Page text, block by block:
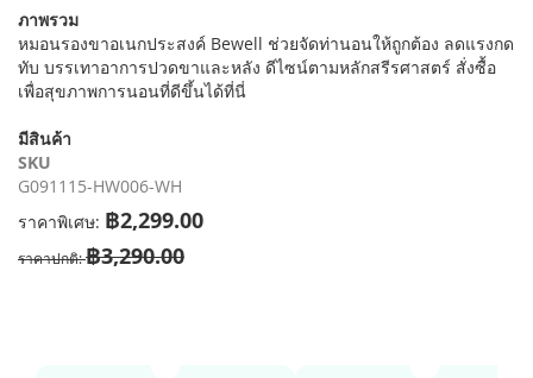
แกล
เลอ
รี
รูปภาพ
ภาพรวม
หมอนรองขาอเนกประสงค์ Bewell ช่วยจัดท่านอนให้ถูกต้อง ลดแรงกด
ทับ บรรเทาอาการปวดขาและหลัง ดีไซน์ตามหลักสรีรศาสตร์ สั่งซื้อ
เพื่อสุขภาพการนอนที่ดีขึ้นได้ที่นี่
มีสินค้า
SKU
G091115-HW006-WH
ราคาพิเศษ ฿2,299.00
ราคาปกติ ฿3,290.00